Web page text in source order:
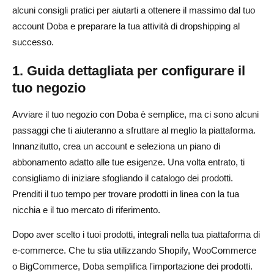
alcuni consigli pratici per aiutarti a ottenere il massimo dal tuo
account Doba e preparare la tua attività di dropshipping al
successo.
1. Guida dettagliata per configurare il
tuo negozio
Avviare il tuo negozio con Doba è semplice, ma ci sono alcuni
passaggi che ti aiuteranno a sfruttare al meglio la piattaforma.
Innanzitutto, crea un account e seleziona un piano di
abbonamento adatto alle tue esigenze. Una volta entrato, ti
consigliamo di iniziare sfogliando il catalogo dei prodotti.
Prenditi il tuo tempo per trovare prodotti in linea con la tua
nicchia e il tuo mercato di riferimento.
Dopo aver scelto i tuoi prodotti, integrali nella tua piattaforma di
e-commerce. Che tu stia utilizzando Shopify, WooCommerce
o BigCommerce, Doba semplifica l'importazione dei prodotti.